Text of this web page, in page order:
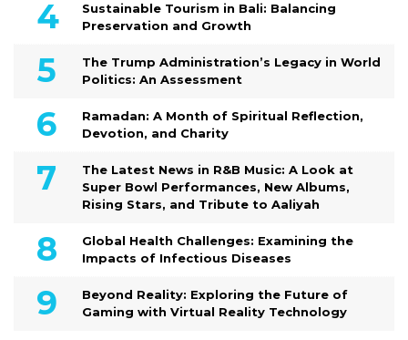
Sustainable Tourism in Bali: Balancing
Preservation and Growth
The Trump Administration’s Legacy in World
Politics: An Assessment
Ramadan: A Month of Spiritual Reflection,
Devotion, and Charity
The Latest News in R&B Music: A Look at
Super Bowl Performances, New Albums,
Rising Stars, and Tribute to Aaliyah
Global Health Challenges: Examining the
Impacts of Infectious Diseases
Beyond Reality: Exploring the Future of
Gaming with Virtual Reality Technology